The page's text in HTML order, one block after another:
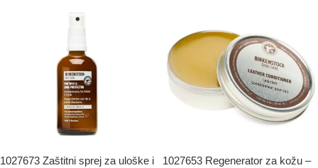
1027673 Zaštitni sprej za uloške i
1027653 Regenerator za kožu –